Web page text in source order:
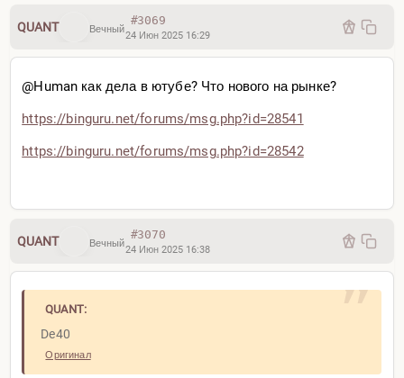
Ни единого Qi сигнала покупки
QUANT Вечный
#3069
24 Июн 2025 16:29
@Human как дела в ютубе? Что нового на рынке?
https://binguru.net/forums/msg.php?id=28541
https://binguru.net/forums/msg.php?id=28542
QUANT Вечный
#3070
24 Июн 2025 16:38
QUANT:
De40
Оригинал